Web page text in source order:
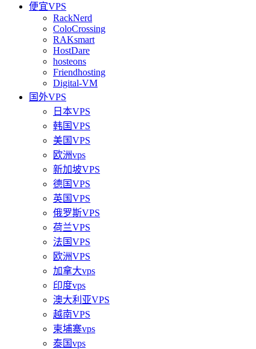
便宜VPS
RackNerd
ColoCrossing
RAKsmart
HostDare
hosteons
Friendhosting
Digital-VM
国外VPS
日本VPS
韩国VPS
美国VPS
欧洲vps
新加坡VPS
德国VPS
英国VPS
俄罗斯VPS
荷兰VPS
法国VPS
欧洲VPS
加拿大vps
印度vps
澳大利亚VPS
越南VPS
柬埔寨vps
泰国vps